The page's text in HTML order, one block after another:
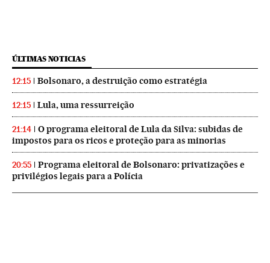
ÚLTIMAS NOTICIAS
12:15 Bolsonaro, a destruição como estratégia
12:15 Lula, uma ressurreição
21:14
O programa eleitoral de Lula da Silva: subidas de
impostos para os ricos e proteção para as minorias
20:55
Programa eleitoral de Bolsonaro: privatizações e
privilégios legais para a Polícia